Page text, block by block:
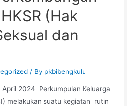
(Hak
dan
/ By pkbibengkulu
April 2024 Perkumpulan Keluarga
melakukan suatu kegiatan rutin